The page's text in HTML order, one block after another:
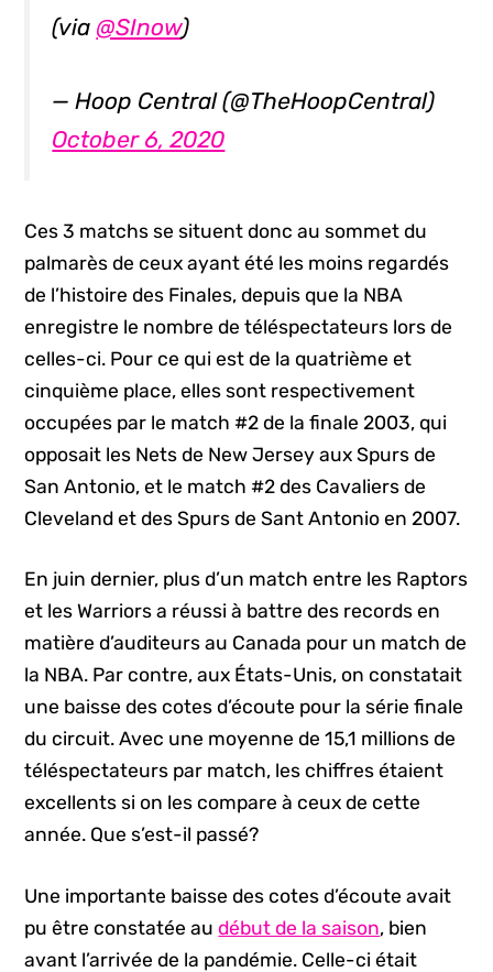
(via @SInow)
— Hoop Central (@TheHoopCentral)
October 6, 2020
Ces 3 matchs se situent donc au sommet du
palmarès de ceux ayant été les moins regardés
de l’histoire des Finales, depuis que la NBA
enregistre le nombre de téléspectateurs lors de
celles-ci. Pour ce qui est de la quatrième et
cinquième place, elles sont respectivement
occupées par le match #2 de la finale 2003, qui
opposait les Nets de New Jersey aux Spurs de
San Antonio, et le match #2 des Cavaliers de
Cleveland et des Spurs de Sant Antonio en 2007.
En juin dernier, plus d’un match entre les Raptors
et les Warriors a réussi à battre des records en
matière d’auditeurs au Canada pour un match de
la NBA. Par contre, aux États-Unis, on constatait
une baisse des cotes d’écoute pour la série finale
du circuit. Avec une moyenne de 15,1 millions de
téléspectateurs par match, les chiffres étaient
excellents si on les compare à ceux de cette
année. Que s’est-il passé?
Une importante baisse des cotes d’écoute avait
pu être constatée audébut de la saison, bien
avant l’arrivée de la pandémie. Celle-ci était